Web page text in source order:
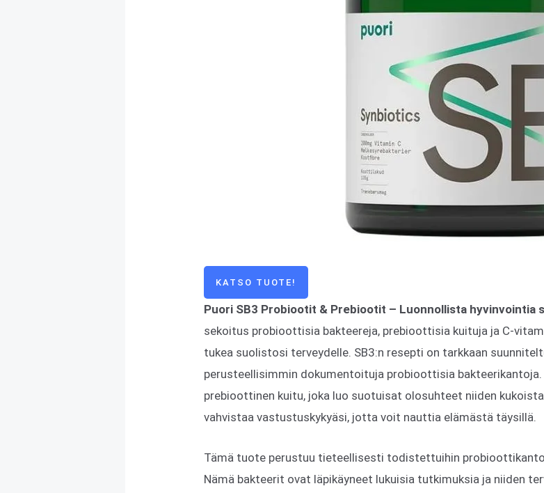
KATSO TUOTE!
Puori SB3 Probiootit & Prebiootit – Luonnollista hyvinvointia
sekoitus probioottisia bakteereja, prebioottisia kuituja ja C-
tukea suolistosi terveydelle. SB3:n resepti on tarkkaan
perusteellisimmin dokumentoituja probioottisia
prebioottinen kuitu, joka luo suotuisat olosuhteet niiden
vahvistaa vastustuskykyäsi, jotta voit nauttia elämästä täysillä.
Tämä tuote perustuu tieteellisesti todistettuihin
Nämä bakteerit ovat läpikäyneet lukuisia tutkimuksia ja niiden